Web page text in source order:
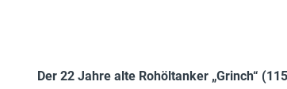
Der 22 Jahre alte Rohöltanker „Grinch“